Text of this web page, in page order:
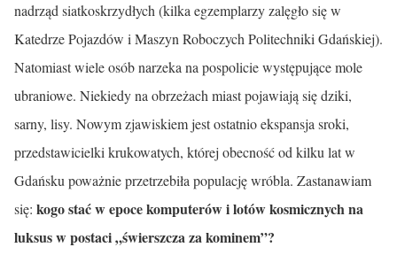
nadrząd siatkoskrzydłych (kilka egzem­plarzy zalęgło się w
Katedrze Pojazdów i Maszyn Roboczych Politechniki Gdańskiej).
Natomiast wiele osób narzeka na pospolicie występujące mole
ubraniowe. Niekiedy na obrzeżach miast pojawiają się dziki,
sarny, lisy. Nowym zjawiskiem jest ostatnio ekspansja sroki,
przedstawicielki krukowatych, której obecność od kilku lat w
Gdańsku poważnie przetrzebiła populację wróbla. Zastanawiam
się: kogo stać w epoce komputerów i lotów kosmicznych na
luksus w postaci „świerszcza za kominem”?